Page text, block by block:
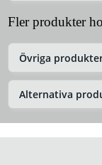
Fler produkter
Övriga
Alternativa